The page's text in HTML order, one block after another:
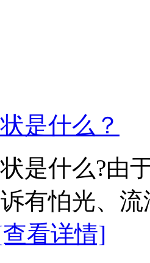
是什么？
是什么?由
有怕光、
看详情]